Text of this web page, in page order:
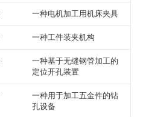
一种电机加工用机床夹具
一种工件装夹机构
一种基于无缝钢管加工的
定位开孔装置
一种用于加工五金件的钻
孔设备